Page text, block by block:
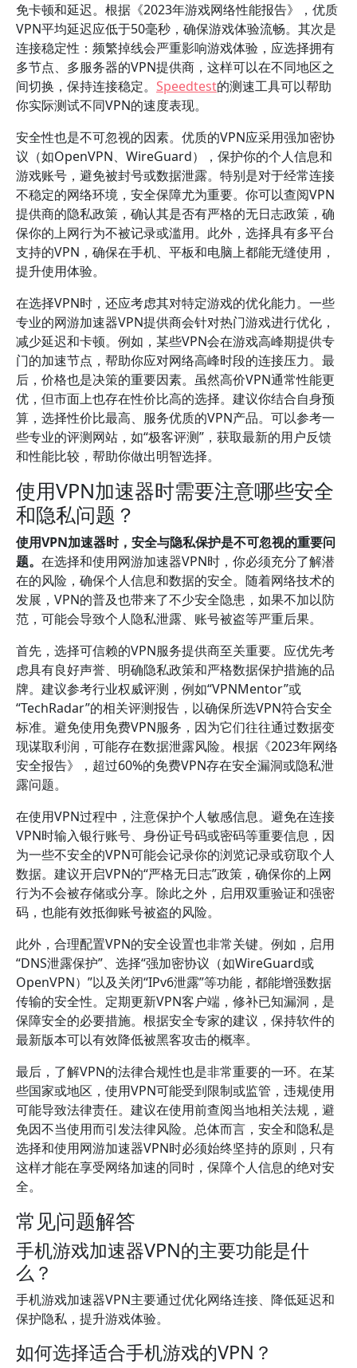
免卡顿和延迟。根据《2023年游戏网络性能报告》，优质
VPN平均延迟应低于50毫秒，确保游戏体验流畅。其次是
连接稳定性：频繁掉线会严重影响游戏体验，应选择拥有
多节点、多服务器的VPN提供商，这样可以在不同地区之
间切换，保持连接稳定。 Speedtest的测速工具可以帮助
你实际测试不同VPN的速度表现。
安全性也是不可忽视的因素。优质的VPN应采用强加密协
议（如OpenVPN、WireGuard），保护你的个人信息和
游戏账号，避免被封号或数据泄露。特别是对于经常连接
不稳定的网络环境，安全保障尤为重要。你可以查阅VPN
提供商的隐私政策，确认其是否有严格的无日志政策，确
保你的上网行为不被记录或滥用。此外，选择具有多平台
支持的VPN，确保在手机、平板和电脑上都能无缝使用，
提升使用体验。
在选择VPN时，还应考虑其对特定游戏的优化能力。一些
专业的网游加速器VPN提供商会针对热门游戏进行优化，
减少延迟和卡顿。例如，某些VPN会在游戏高峰期提供专
门的加速节点，帮助你应对网络高峰时段的连接压力。最
后，价格也是决策的重要因素。虽然高价VPN通常性能更
优，但市面上也存在性价比高的选择。建议你结合自身预
算，选择性价比最高、服务优质的VPN产品。可以参考一
些专业的评测网站，如“极客评测”，获取最新的用户反馈
和性能比较，帮助你做出明智选择。
使用VPN加速器时需要注意哪些安全
和隐私问题？
使用VPN加速器时，安全与隐私保护是不可忽视的重要问
题。 在选择和使用网游加速器VPN时，你必须充分了解潜
在的风险，确保个人信息和数据的安全。随着网络技术的
发展，VPN的普及也带来了不少安全隐患，如果不加以防
范，可能会导致个人隐私泄露、账号被盗等严重后果。
首先，选择可信赖的VPN服务提供商至关重要。应优先考
虑具有良好声誉、明确隐私政策和严格数据保护措施的品
牌。建议参考行业权威评测，例如“VPNMentor”或
“TechRadar”的相关评测报告，以确保所选VPN符合安全
标准。避免使用免费VPN服务，因为它们往往通过数据变
现谋取利润，可能存在数据泄露风险。根据《2023年网络
安全报告》，超过60%的免费VPN存在安全漏洞或隐私泄
露问题。
在使用VPN过程中，注意保护个人敏感信息。避免在连接
VPN时输入银行账号、身份证号码或密码等重要信息，因
为一些不安全的VPN可能会记录你的浏览记录或窃取个人
数据。建议开启VPN的“严格无日志”政策，确保你的上网
行为不会被存储或分享。除此之外，启用双重验证和强密
码，也能有效抵御账号被盗的风险。
此外，合理配置VPN的安全设置也非常关键。例如，启用
“DNS泄露保护”、选择“强加密协议（如WireGuard或
OpenVPN）”以及关闭“IPv6泄露”等功能，都能增强数据
传输的安全性。定期更新VPN客户端，修补已知漏洞，是
保障安全的必要措施。根据安全专家的建议，保持软件的
最新版本可以有效降低被黑客攻击的概率。
最后，了解VPN的法律合规性也是非常重要的一环。在某
些国家或地区，使用VPN可能受到限制或监管，违规使用
可能导致法律责任。建议在使用前查阅当地相关法规，避
免因不当使用而引发法律风险。总体而言，安全和隐私是
选择和使用网游加速器VPN时必须始终坚持的原则，只有
这样才能在享受网络加速的同时，保障个人信息的绝对安
全。
常见问题解答
手机游戏加速器VPN的主要功能是什
么？
手机游戏加速器VPN主要通过优化网络连接、降低延迟和
保护隐私，提升游戏体验。
如何选择适合手机游戏的VPN？